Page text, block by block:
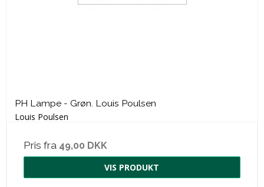
PH Lampe - Grøn. Louis Poulsen
Louis Poulsen
Pris fra 49,00 DKK
VIS PRODUKT